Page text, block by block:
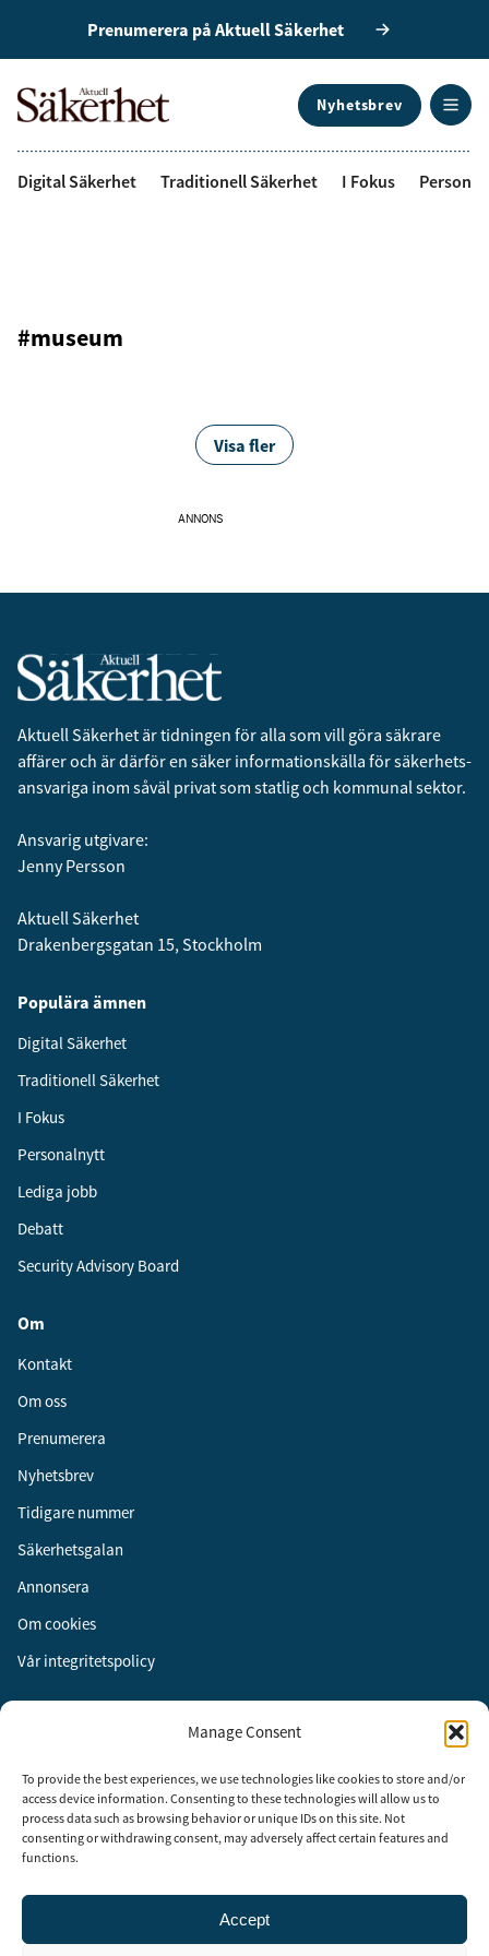
Manage Consent
To provide the best experiences, we use technologies like cookies to store and/or
access device information. Consenting to these technologies will allow us to
process data such as browsing behavior or unique IDs on this site. Not
consenting or withdrawing consent, may adversely affect certain features and
functions.
Accept
Prenumerera på Aktuell Säkerhet
Nyhetsbrev
Digital Säkerhet Traditionell Säkerhet I Fokus
#museum
Visa fler
ANNONS
Aktuell Säkerhet är tidningen för alla som vill göra säkrare
affärer och är därför en säker informationskälla för säkerhets­
ansvariga inom såväl privat som statlig och kommunal sektor.
Ansvarig utgivare:
Jenny Persson
Aktuell Säkerhet
Drakenbergsgatan 15, Stockholm
Populära ämnen
Digital Säkerhet
Traditionell Säkerhet
I Fokus
Personalnytt
Lediga jobb
Debatt
Security Advisory Board
Om
Kontakt
Om oss
Prenumerera
Nyhetsbrev
Tidigare nummer
Säkerhetsgalan
Annonsera
Om cookies
Vår integritetspolicy
Instagram
LinkedIn